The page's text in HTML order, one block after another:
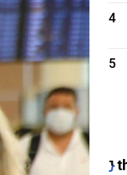
4
5